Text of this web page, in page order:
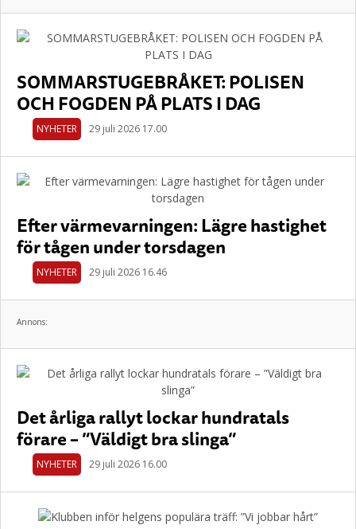
SOMMARSTUGEBRÅKET: POLISEN
OCH FOGDEN PÅ PLATS I DAG
NYHETER 29 juli 2026 17.00
Efter värmevarningen: Lägre hastighet
för tågen under torsdagen
NYHETER 29 juli 2026 16.46
Annons:
Det årliga rallyt lockar hundratals
förare – ”Väldigt bra slinga”
NYHETER 29 juli 2026 16.00